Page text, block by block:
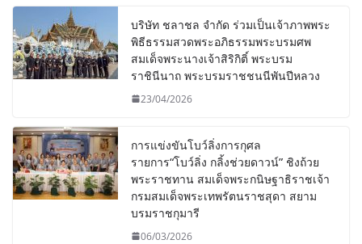
บริษัท ชลาชล จำกัด ร่วมเป็นเจ้าภาพพระ
พิธีธรรมสวดพระอภิธรรมพระบรมศพ
สมเด็จพระนางเจ้าสิริกิติ์ พระบรม
ราชินีนาถ พระบรมราชชนนีพันปีหลวง
23/04/2026
การแข่งขันโบว์ลิ่งการกุศล
รายการ“โบว์ลิ่ง กลิ้งช่วยดาวน์” ชิงถ้วย
พระราชทาน สมเด็จพระกนิษฐาธิราชเจ้า
กรมสมเด็จพระเทพรัตนราชสุดา สยาม
บรมราชกุมารี
06/03/2026